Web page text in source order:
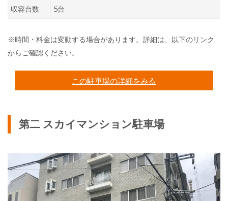
収容台数
5台
※時間・料金は変動する場合があります。詳細は、以下のリンク
からご確認ください。
この駐車場の詳細をみる
第二 スカイマンション駐車場